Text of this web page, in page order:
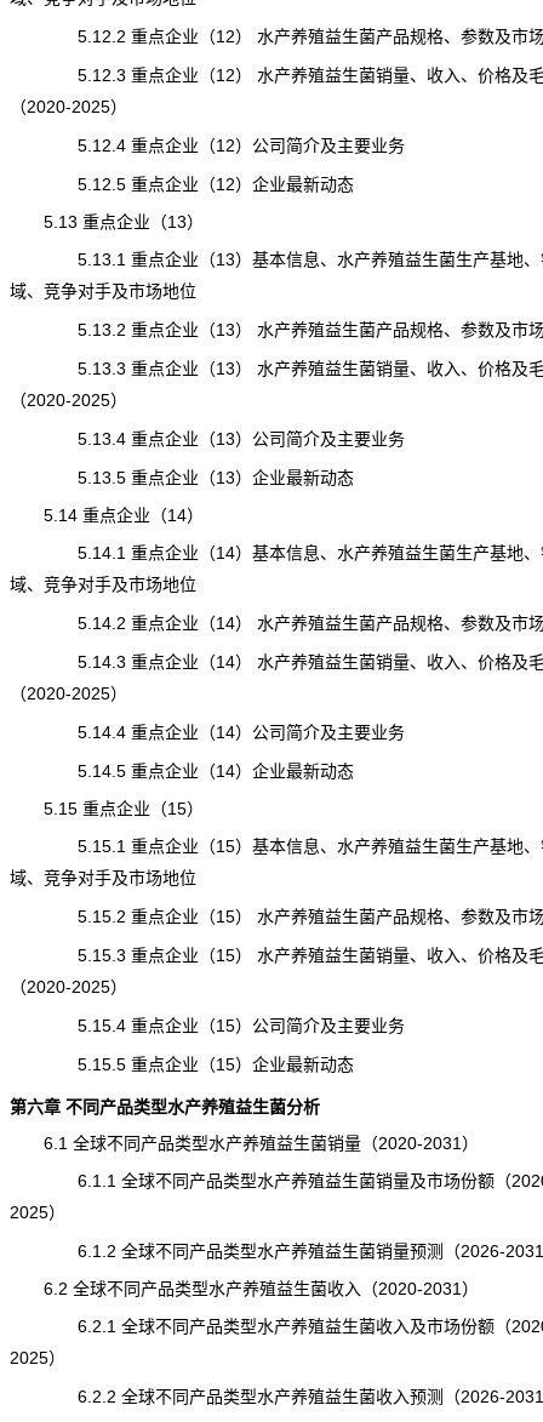
5.12.2 重点企业（12） 水产养殖益生菌产品规格、参数及市
5.12.3 重点企业（12） 水产养殖益生菌销量、收入、价格及
（2020-2025）
5.12.4 重点企业（12）公司简介及主要业务
5.12.5 重点企业（12）企业最新动态
5.13 重点企业（13）
5.13.1 重点企业（13）基本信息、水产养殖益生菌生产基地、
域、竞争对手及市场地位
5.13.2 重点企业（13） 水产养殖益生菌产品规格、参数及市
5.13.3 重点企业（13） 水产养殖益生菌销量、收入、价格及
（2020-2025）
5.13.4 重点企业（13）公司简介及主要业务
5.13.5 重点企业（13）企业最新动态
5.14 重点企业（14）
5.14.1 重点企业（14）基本信息、水产养殖益生菌生产基地、
域、竞争对手及市场地位
5.14.2 重点企业（14） 水产养殖益生菌产品规格、参数及市
5.14.3 重点企业（14） 水产养殖益生菌销量、收入、价格及
（2020-2025）
5.14.4 重点企业（14）公司简介及主要业务
5.14.5 重点企业（14）企业最新动态
5.15 重点企业（15）
5.15.1 重点企业（15）基本信息、水产养殖益生菌生产基地、
域、竞争对手及市场地位
5.15.2 重点企业（15） 水产养殖益生菌产品规格、参数及市
5.15.3 重点企业（15） 水产养殖益生菌销量、收入、价格及
（2020-2025）
5.15.4 重点企业（15）公司简介及主要业务
5.15.5 重点企业（15）企业最新动态
第六章 不同产品类型水产养殖益生菌分析
6.1 全球不同产品类型水产养殖益生菌销量（2020-2031）
6.1.1 全球不同产品类型水产养殖益生菌销量及市场份额（
2025）
6.1.2 全球不同产品类型水产养殖益生菌销量预测（2026-
6.2 全球不同产品类型水产养殖益生菌收入（2020-2031）
6.2.1 全球不同产品类型水产养殖益生菌收入及市场份额（
2025）
6.2.2 全球不同产品类型水产养殖益生菌收入预测（2026-